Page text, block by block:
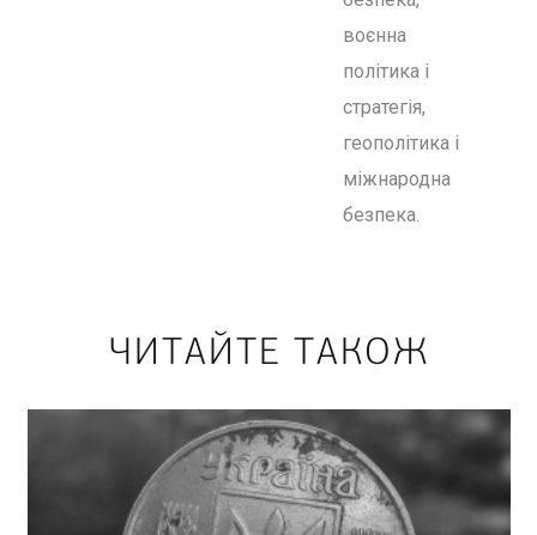
воєнна
політика і
стратегія,
геополітика і
міжнародна
безпека.
ЧИТАЙТЕ ТАКОЖ